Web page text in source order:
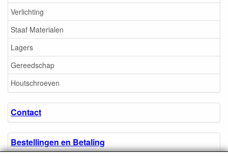
Verlichting
Staaf Materialen
Lagers
Gereedschap
Houtschroeven
Contact
Bestellingen en Betaling